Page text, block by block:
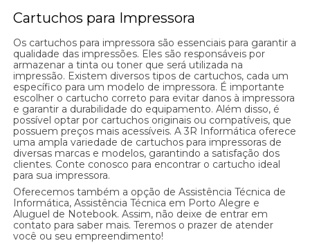
Cartuchos para Impressora
Os cartuchos para impressora são essenciais para garantir a
qualidade das impressões. Eles são responsáveis por
armazenar a tinta ou toner que será utilizada na
impressão. Existem diversos tipos de cartuchos, cada um
específico para um modelo de impressora. É importante
escolher o cartucho correto para evitar danos à impressora
e garantir a durabilidade do equipamento. Além disso, é
possível optar por cartuchos originais ou compatíveis, que
possuem preços mais acessíveis. A 3R Informática oferece
uma ampla variedade de cartuchos para impressoras de
diversas marcas e modelos, garantindo a satisfação dos
clientes. Conte conosco para encontrar o cartucho ideal
para sua impressora.
Oferecemos também a opção de Assistência Técnica de
Informática, Assistência Técnica em Porto Alegre e
Aluguel de Notebook. Assim, não deixe de entrar em
contato para saber mais. Teremos o prazer de atender
você ou seu empreendimento!